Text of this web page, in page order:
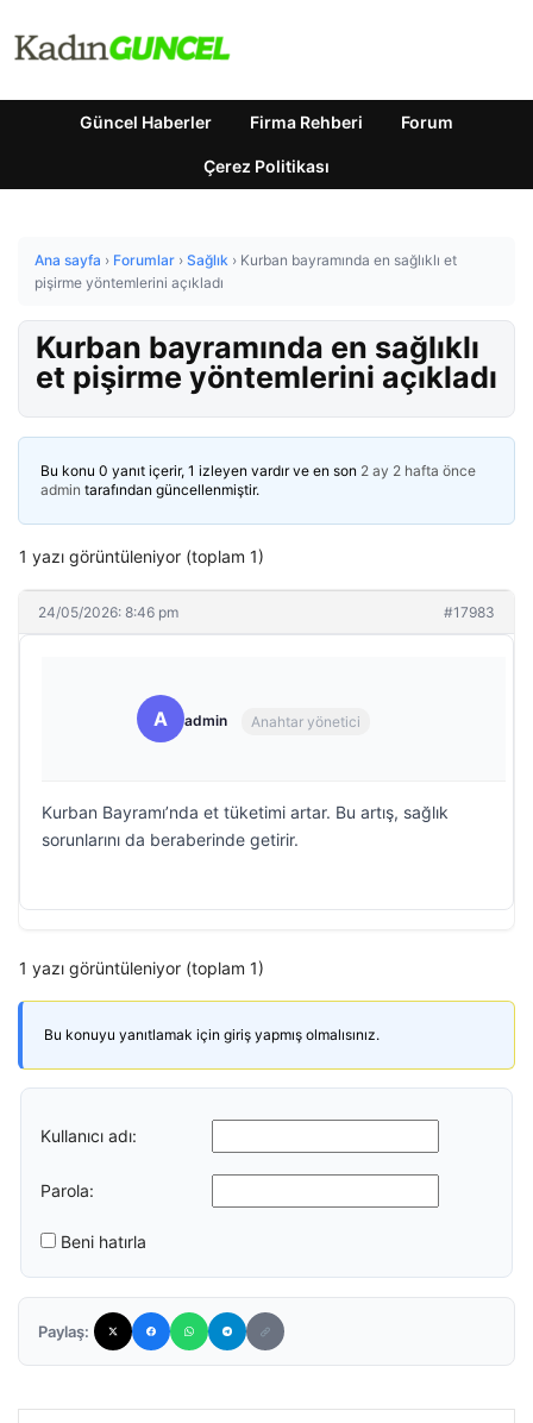
Güncel Haberler Firma Rehberi Forum
Çerez Politikası
Ana sayfa › Forumlar › Sağlık › Kurban bayramında en sağlıklı et
pişirme yöntemlerini açıkladı
Kurban bayramında en sağlıklı
et pişirme yöntemlerini açıkladı
Bu konu 0 yanıt içerir, 1 izleyen vardır ve en son 2 ay 2 hafta önce
admin tarafından güncellenmiştir.
1 yazı görüntüleniyor (toplam 1)
24/05/2026: 8:46 pm #17983
A admin Anahtar yönetici
Kurban Bayramı’nda et tüketimi artar. Bu artış, sağlık
sorunlarını da beraberinde getirir.
1 yazı görüntüleniyor (toplam 1)
Bu konuyu yanıtlamak için giriş yapmış olmalısınız.
Kullanıcı adı:
Parola:
Beni hatırla
Paylaş: